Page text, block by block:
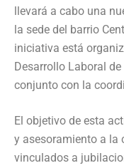
llevará a cabo una
la sede del barrio
iniciativa está
Desarrollo Laboral
conjunto con la
El objetivo de esta
y asesoramiento a la
vinculados a